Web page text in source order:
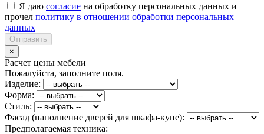
Я даю согласие на обработку персональных данных и
прочел политику в отношении обработки персональных
данных
Отправить
×
Расчет цены мебели
Пожалуйста, заполните поля.
Изделие:
Форма:
Стиль:
Фасад (наполнение дверей для шкафа-купе):
Предполагаемая техника: